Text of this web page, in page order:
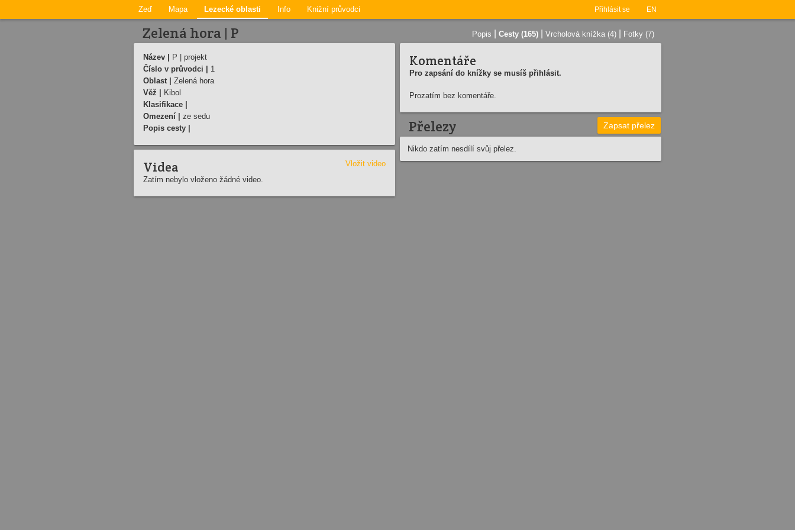
Přihlásit se EN
Zeď Mapa Lezecké oblasti Info Knižní průvodci
Zelená hora | P Popis Cesty (165) Vrcholová knížka (4) Fotky (7)
Název |
P | projekt
Číslo v průvodci |
1
Oblast |
Zelená hora
Věž |
Kibol
Klasifikace |
Omezení |
ze sedu
Popis cesty |
Videa
Vložit video
Zatím nebylo vloženo žádné video.
Komentáře
Pro zapsání do knížky se musíš přihlásit.
Prozatím bez komentáře.
Přelezy Zapsat přelez
Nikdo zatím nesdílí svůj přelez.